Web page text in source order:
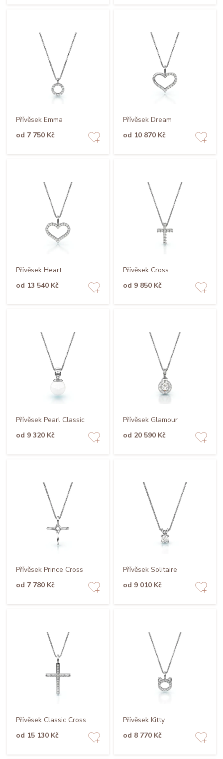
Přívěsek Emma
od 7 750 Kč
Přívěsek Dream
od 10 870 Kč
Přívěsek Heart
od 13 540 Kč
Přívěsek Cross
od 9 850 Kč
Přívěsek Pearl Classic
od 9 320 Kč
Přívěsek Glamour
od 20 590 Kč
Přívěsek Prince Cross
od 7 780 Kč
Přívěsek Solitaire
od 9 010 Kč
Přívěsek Classic Cross
od 15 130 Kč
Přívěsek Kitty
od 8 770 Kč